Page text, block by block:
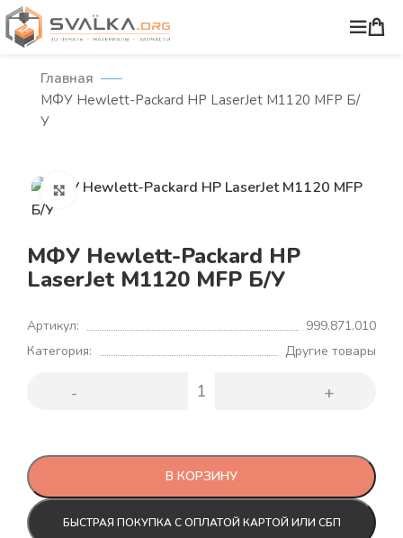
Главная
МФУ Hewlett-Packard HP LaserJet M1120 MFP Б/
У
Нажмите, чтобы увеличить
МФУ Hewlett-Packard HP
LaserJet M1120 MFP Б/У
2500
В КОРЗИНУ
БЫСТРАЯ ПОКУПКА С ОПЛАТОЙ КАРТОЙ ИЛИ СБП
Артикул:
999.871.010
Категория:
Другие товары